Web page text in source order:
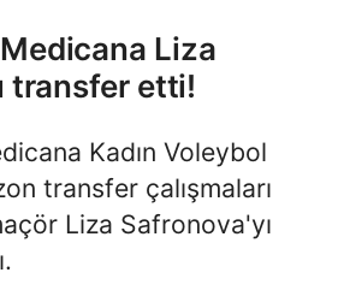
Liza
transfer etti!
Kadın Voleybol
transfer çalışmaları
Liza Safronova'yı